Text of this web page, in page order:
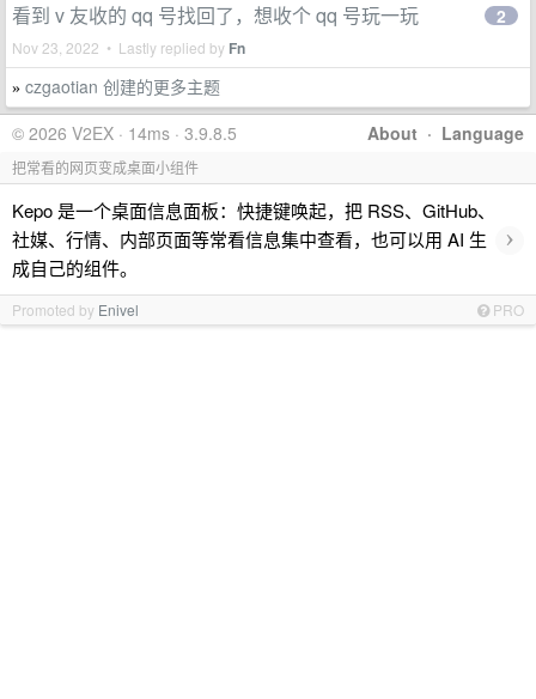
看到 v 友收的 qq 号找回了，想收个 qq 号玩一玩
Nov 23, 2022 • Lastly replied by Fn
2
» czgaotian 创建的更多主题
About · Language
© 2026 V2EX · 14ms · 3.9.8.5
把常看的网页变成桌面小组件
Kepo 是一个桌面信息面板：快捷键唤起，把 RSS、GitHub、
社媒、行情、内部页面等常看信息集中查看，也可以用 AI 生
成自己的组件。
›
Promoted by Enivel PRO